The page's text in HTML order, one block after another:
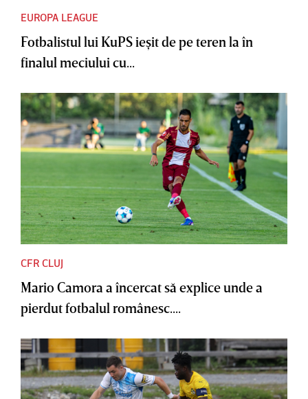
EUROPA LEAGUE
Fotbalistul lui KuPS ieşit de pe teren la în
finalul meciului cu...
CFR CLUJ
Mario Camora a încercat să explice unde a
pierdut fotbalul românesc....